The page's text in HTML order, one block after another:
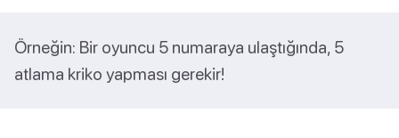
Örneğin: Bir oyuncu 5 numaraya ulaştığında, 5
atlama kriko yapması gerekir!